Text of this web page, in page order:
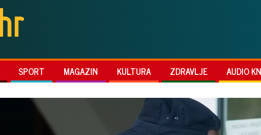
SPORT MAGAZIN KULTURA ZDRAVLJE AUDIO